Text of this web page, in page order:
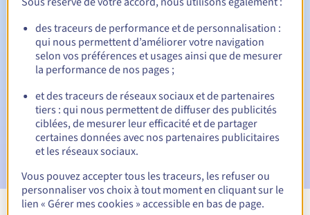
Notifications automatiques :
E-mails d'avertissement : 60, 30, 15, 7 et 3 jours avant la
date d'échéance
E-mail le jour de l'expirationpour notification de la
suspension du nom de domaine
E-mail après la période de grâce de rédemptionpour
notification de la suppression du nom de domaine
des traceurs de performance et de personnalisation :
qui nous permettent d’améliorer votre navigation
selon vos préférences et usages ainsi que de mesurer
la performance de nos pages ;
et des traceurs de réseaux sociaux et de partenaires
tiers : qui nous permettent de diffuser des publicités
ciblées, de mesurer leur efficacité et de partager
certaines données avec nos partenaires publicitaires
et les réseaux sociaux.
Vous pouvez accepter tous les traceurs, les refuser ou
personnaliser vos choix à tout moment en cliquant sur le
lien « Gérer mes cookies » accessible en bas de page.